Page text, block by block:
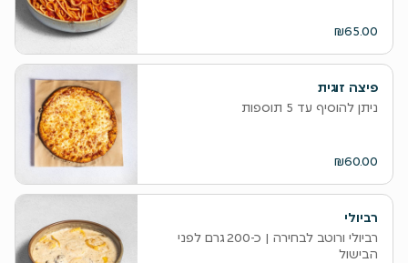
₪65.00
פיצה זוגית
ניתן להוסיף עד 5 תוספות
₪60.00
רביולי
‫רביולי ורוטב לבחירה | כ-200 גרם לפני
הבישול